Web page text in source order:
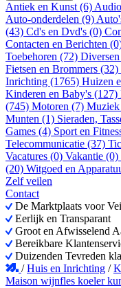
Antiek en Kunst (6)
Auto-onderdelen (9)
(43) Cd's en Dvd's (0)
Contacten en Berichten
Toebehoren (72)
Fietsen en Brommers (32)
Inrichting (1765) Huizen
Kinderen en Baby's (127)
(745) Motoren (7) Muziek
Munten (1) Sieraden,
Games (4) Sport en
Telecommunicatie (37)
Vacatures (0) Vakantie (0)
(20) Witgoed en
Zelf veilen
Contact
De Marktplaats voor
Eerlijk en Transparant
Groot en Afwisselend
Bereikbare
Duizenden Tevreden
/Huis en Inrichting /
Maison wijnfles koeler